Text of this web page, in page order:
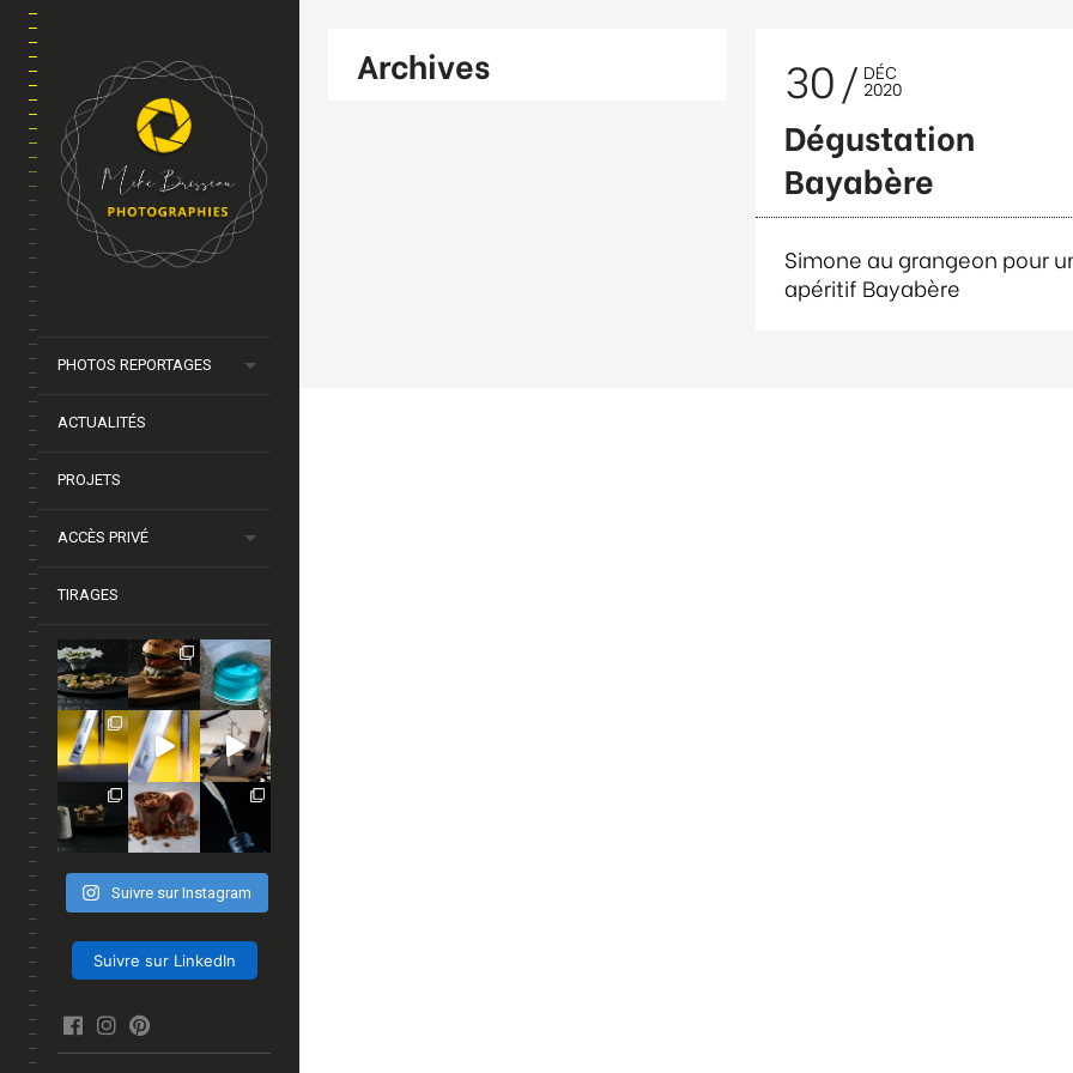
PHOTOS REPORTAGES
ACTUALITÉS
PROJETS
ACCÈS PRIVÉ
TIRAGES
Suivre sur Instagram
Suivre sur LinkedIn
facebookInstagram
Archives 30 DÉC
2020
Dégustation
Bayabère
Simone au grangeon pour
apéritif Bayabère